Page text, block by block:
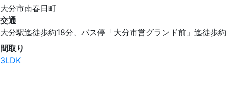
大分市南春日町
交通
大分駅迄徒歩約18分、バス停「大分市営グランド前」迄徒歩
間取り
3LDK